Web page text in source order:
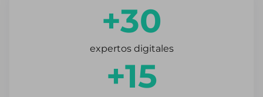
+30
expertos digitales
+15